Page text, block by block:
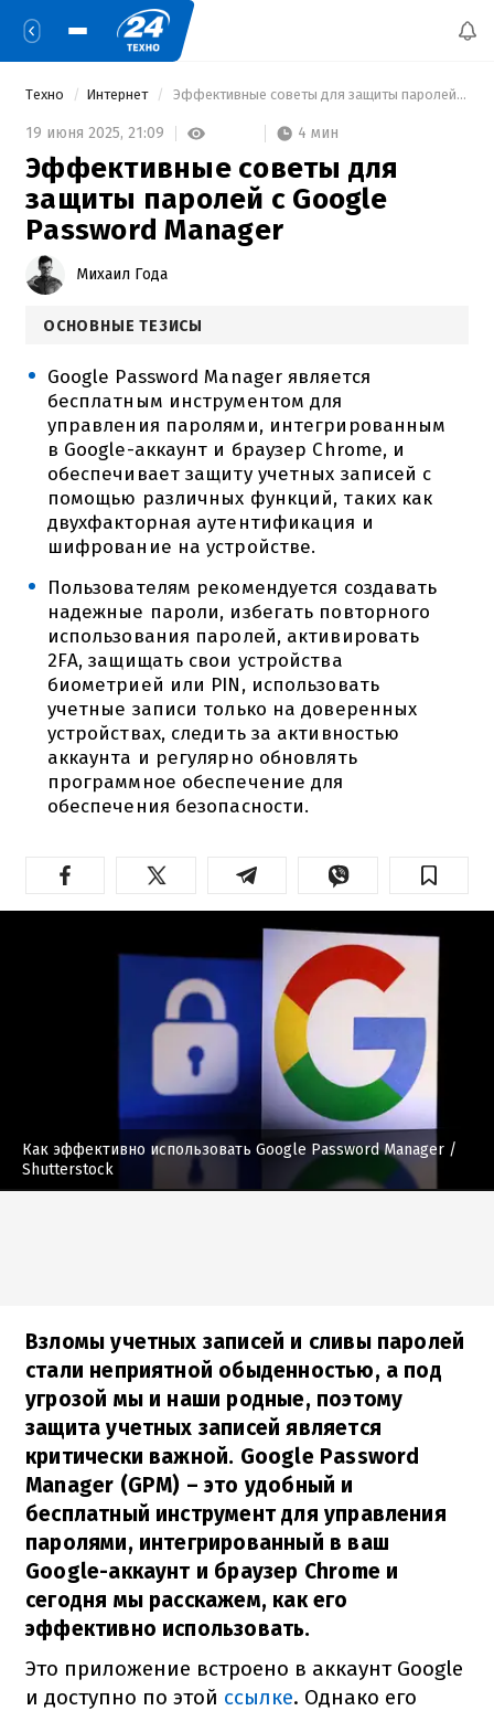
Техно Интернет Эффективные советы для защиты паролей с Google Password Manager
19 июня 2025, 21:09 4 мин
Эффективные советы для
защиты паролей с Google
Password Manager
Михаил Года
ОСНОВНЫЕ ТЕЗИСЫ
Google Password Manager является
бесплатным инструментом для
управления паролями, интегрированным
в Google-аккаунт и браузер Chrome, и
обеспечивает защиту учетных записей с
помощью различных функций, таких как
двухфакторная аутентификация и
шифрование на устройстве.
Пользователям рекомендуется создавать
надежные пароли, избегать повторного
использования паролей, активировать
2FA, защищать свои устройства
биометрией или PIN, использовать
учетные записи только на доверенных
устройствах, следить за активностью
аккаунта и регулярно обновлять
программное обеспечение для
обеспечения безопасности.
Как эффективно использовать Google Password Manager /
Shutterstock
Взломы учетных записей и сливы паролей
стали неприятной обыденностью, а под
угрозой мы и наши родные, поэтому
защита учетных записей является
критически важной. Google Password
Manager (GPM) – это удобный и
бесплатный инструмент для управления
паролями, интегрированный в ваш
Google-аккаунт и браузер Chrome и
сегодня мы расскажем, как его
эффективно использовать.
Это приложение встроено в аккаунт Google
и доступно по этой ссылке. Однако его